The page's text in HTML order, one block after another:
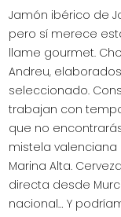
Jamón ibérico de
pero sí merece
llame gourmet.
Andreu,
seleccionado.
trabajan con
que no
mistela
Marina Alta.
directa desde
nacional… Y